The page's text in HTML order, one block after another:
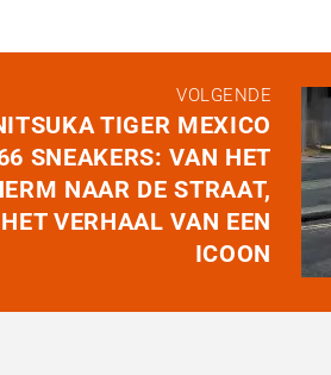
VOLGENDE
TIGER MEXICO
SNEAKERS: VAN HET
NAAR DE STRAAT,
HET VERHAAL VAN EEN
ICOON